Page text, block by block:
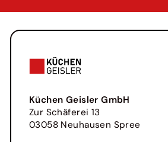
Küchen Geisler GmbH
Zur Schäferei 13
03058 Neuhausen Spree